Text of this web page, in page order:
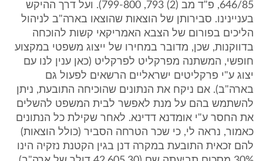
646/85, פ"ד מב (2) 793, 799-800). ועל דרך ההיקש
בעניינינו. סבירותן של הוצאות שהוצאו בארה"ב לניהול
הליכים בפורום של הצבא האמריקאי קשות להוכחה
בדווקנות, שכן, מדובר במחירו של ייצוג משפטי במקצוע
חופשי, המשתנה מפרקליט לפרקליט (כאן ענין לנו עם
יצוג ע"י פרקליטים ישראליים הרשאים לפעול גם
בארה"ב). אם ניקח את הנתונים שהוכיחה התובעת, ניתן
להשתמש בהם על מנת לאפשר לבית המשפט להשלים
את החסר ע"י אומדנא דדינא. לאחר שקילת כל הנתונים
כאמור, נראה לי, כי שכר הטרחה הסביר (כולל הוצאות)
להם זכאית התובעת במקרה דנן בגין הקטנת נזקיה הינו